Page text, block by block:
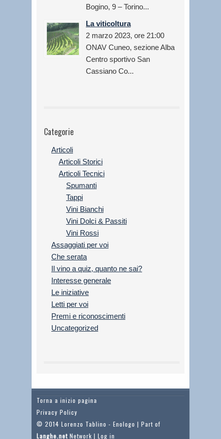
Bogino, 9 – Torino...
La viticoltura
2 marzo 2023, ore 21:00
ONAV Cuneo, sezione Alba
Centro sportivo San
Cassiano Co...
Categorie
Articoli
Articoli Storici
Articoli Tecnici
Spumanti
Tappi
Vini Bianchi
Vini Dolci & Passiti
Vini Rossi
Assaggiati per voi
Che serata
Il vino a quiz, quanto ne sai?
Interesse generale
Le iniziative
Letti per voi
Premi e riconoscimenti
Uncategorized
Torna a inizio pagina
Privacy Policy
© 2014 Lorenzo Tablino - Enologo | Part of
Langhe.net Network | Log in